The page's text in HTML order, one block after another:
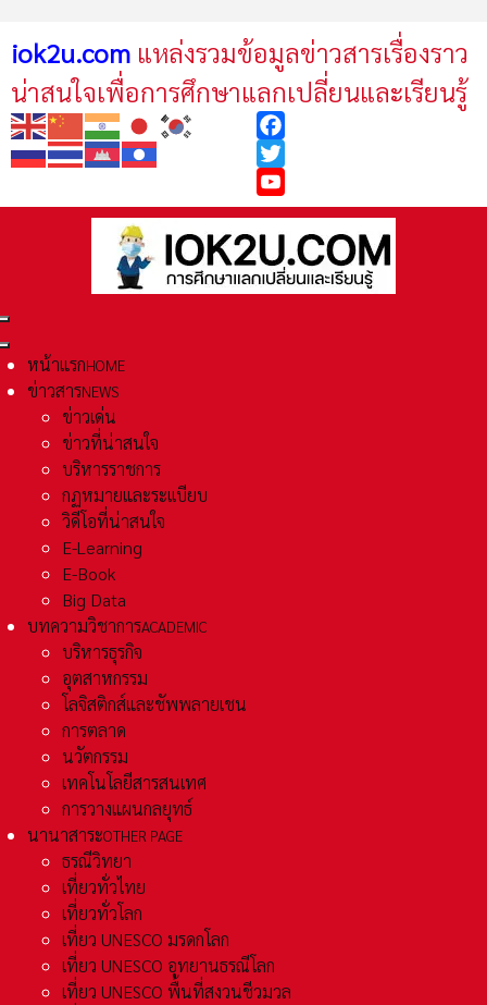
iok2u.com แหล่งรวมข้อมูลข่าวสารเรื่องราว
น่าสนใจเพื่อการศึกษาแลกเปลี่ยนและเรียนรู้
Facebook
Twitter
YouTube
หน้าแรกHOME
ข่าวสารNEWS
ข่าวเด่น
ข่าวที่น่าสนใจ
บริหารราชการ
กฏหมายและระเเบียบ
วิดีโอที่น่าสนใจ
E-Learning
E-Book
Big Data
บทความวิชาการACADEMIC
บริหารธุรกิจ
อุตสาหกรรม
โลจิสติกส์และชัพพลายเชน
การตลาด
นวัตกรรม
เทคโนโลยีสารสนเทศ
การวางแผนกลยุทธ์
นานาสาระOTHER PAGE
ธรณีวิทยา
เที่ยวทั่วไทย
เที่ยวทั่วโลก
เที่ยว UNESCO มรดกโลก
เที่ยว UNESCO อุทยานธรณีโลก
เที่ยว UNESCO พื้นที่สงวนชีวมวล